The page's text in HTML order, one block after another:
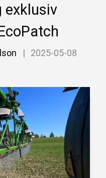
exklusiv
| 2025-05-08